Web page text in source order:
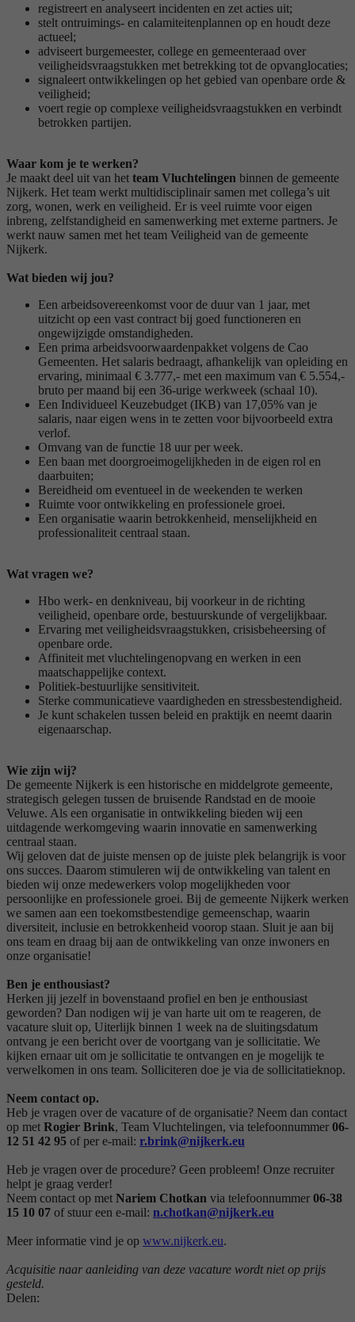
registreert en analyseert incidenten en zet acties uit;
stelt ontruimings- en calamiteitenplannen op en houdt deze
actueel;
adviseert burgemeester, college en gemeenteraad over
veiligheidsvraagstukken met betrekking tot de opvanglocaties;
signaleert ontwikkelingen op het gebied van openbare orde &
veiligheid;
voert regie op complexe veiligheidsvraagstukken en verbindt
betrokken partijen.
Waar kom je te werken?
Je maakt deel uit van het team Vluchtelingen binnen de gemeente
Nijkerk. Het team werkt multidisciplinair samen met collega’s uit
zorg, wonen, werk en veiligheid. Er is veel ruimte voor eigen
inbreng, zelfstandigheid en samenwerking met externe partners. Je
werkt nauw samen met het team Veiligheid van de gemeente
Nijkerk.
Wat bieden wij jou?
Een arbeidsovereenkomst voor de duur van 1 jaar, met
uitzicht op een vast contract bij goed functioneren en
ongewijzigde omstandigheden.
Een prima arbeidsvoorwaardenpakket volgens de Cao
Gemeenten. Het salaris bedraagt, afhankelijk van opleiding en
ervaring, minimaal € 3.777,- met een maximum van € 5.554,-
bruto per maand bij een 36-urige werkweek (schaal 10).
Een Individueel Keuzebudget (IKB) van 17,05% van je
salaris, naar eigen wens in te zetten voor bijvoorbeeld extra
verlof.
Omvang van de functie 18 uur per week.
Een baan met doorgroeimogelijkheden in de eigen rol en
daarbuiten;
Bereidheid om eventueel in de weekenden te werken
Ruimte voor ontwikkeling en professionele groei.
Een organisatie waarin betrokkenheid, menselijkheid en
professionaliteit centraal staan.
Wat vragen we?
Hbo werk- en denkniveau, bij voorkeur in de richting
veiligheid, openbare orde, bestuurskunde of vergelijkbaar.
Ervaring met veiligheidsvraagstukken, crisisbeheersing of
openbare orde.
Affiniteit met vluchtelingenopvang en werken in een
maatschappelijke context.
Politiek-bestuurlijke sensitiviteit.
Sterke communicatieve vaardigheden en stressbestendigheid.
Je kunt schakelen tussen beleid en praktijk en neemt daarin
eigenaarschap.
Wie zijn wij?
De gemeente Nijkerk is een historische en middelgrote gemeente,
strategisch gelegen tussen de bruisende Randstad en de mooie
Veluwe. Als een organisatie in ontwikkeling bieden wij een
uitdagende werkomgeving waarin innovatie en samenwerking
centraal staan.
Wij geloven dat de juiste mensen op de juiste plek belangrijk is voor
ons succes. Daarom stimuleren wij de ontwikkeling van talent en
bieden wij onze medewerkers volop mogelijkheden voor
persoonlijke en professionele groei. Bij de gemeente Nijkerk werken
we samen aan een toekomstbestendige gemeenschap, waarin
diversiteit, inclusie en betrokkenheid voorop staan. Sluit je aan bij
ons team en draag bij aan de ontwikkeling van onze inwoners en
onze organisatie!
Ben je enthousiast?
Herken jij jezelf in bovenstaand profiel en ben je enthousiast
geworden? Dan nodigen wij je van harte uit om te reageren, de
vacature sluit op, Uiterlijk binnen 1 week na de sluitingsdatum
ontvang je een bericht over de voortgang van je sollicitatie. We
kijken ernaar uit om je sollicitatie te ontvangen en je mogelijk te
verwelkomen in ons team. Solliciteren doe je via de sollicitatieknop.
Neem contact op.
Heb je vragen over de vacature of de organisatie? Neem dan contact
op met Rogier Brink, Team Vluchtelingen, via telefoonnummer 06-
12 51 42 95 of per e-mail: r.brink@nijkerk.eu
Heb je vragen over de procedure? Geen probleem! Onze recruiter
helpt je graag verder!
Neem contact op met Nariem Chotkan via telefoonnummer 06-38
15 10 07 of stuur een e-mail: n.chotkan@nijkerk.eu
Meer informatie vind je op www.nijkerk.eu.
Acquisitie naar aanleiding van deze vacature wordt niet op prijs
gesteld.
Delen: